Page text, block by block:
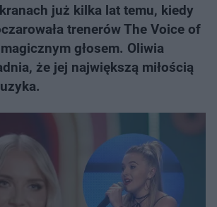
już kilka lat temu, kiedy
trenerów The Voice of
głosem. Oliwia
że jej największą miłością